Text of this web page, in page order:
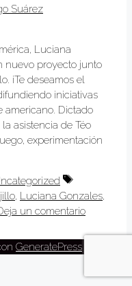
Suárez
Luciana
nuevo proyecto junto
¡Te deseamos el
iniciativas
americano. Dictado
asistencia de Téo
experimentación
, Luciana Gonzales,
un comentario
GeneratePress